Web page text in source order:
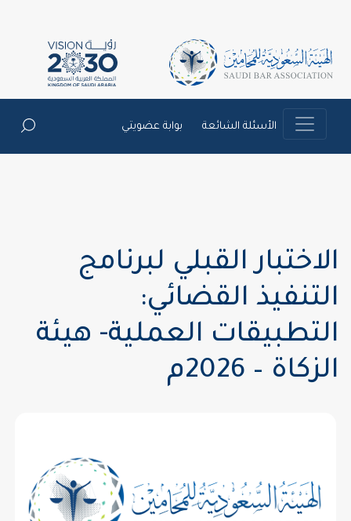
الأسئلة الشائعة بوابة عضويتي
الاختبار القبلي لبرنامج
التنفيذ القضائي:
التطبيقات العملية- هيئة
الزكاة – 2026م